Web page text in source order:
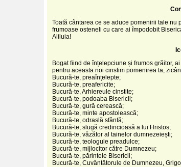
Toată cântarea ce se aduce pomenirii tale nu
frumoase osteneli cu care ai împodobit
Aliluia!
Bogat fiind de înțelepciune și frumos grăitor,
pentru aceasta noi cinstim pomenirea ta,
Bucură-te, preaînțelepte;
Bucură-te, preafericite;
Bucură-te, Arhiereule cinstite;
Bucură-te, podoaba Bisericii;
Bucură-te, gură cerească;
Bucură-te, minte apostolească;
Bucură-te, odraslă sfântă;
Bucură-te, slugă credincioasă a lui Hristos;
Bucură-te, văzător al tainelor dumnezeiești;
Bucură-te, teologule preadulce;
Bucură-te, mijlocitor către Dumnezeu;
Bucură-te, părintele Bisericii;
Bucură-te, Cuvântătorule de Dumnezeu,